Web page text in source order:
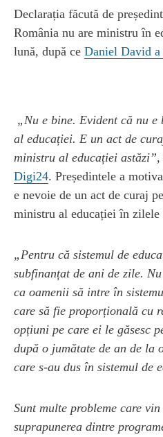
Declarația făcută de
România nu are ministru în
lună, după ce Daniel David
„Nu e bine. Evident că nu
al educației. E un act de
ministru al educației astăzi”,
Digi24. Președintele a
e nevoie de un act de curaj
ministru al educației în zilele
„Pentru că sistemul de
subfinanțat de ani de zile.
ca oamenii să intre în
care să fie proporțională cu
opțiuni pe care ei le găsesc
după o jumătate de an de la
care s-au dus în sistemul de
Sunt multe probleme care
suprapunerea dintre